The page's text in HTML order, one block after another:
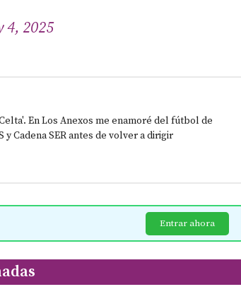
4, 2025
En Los Anexos me enamoré del fútbol de
Cadena SER antes de volver a dirigir
Entrar ahora